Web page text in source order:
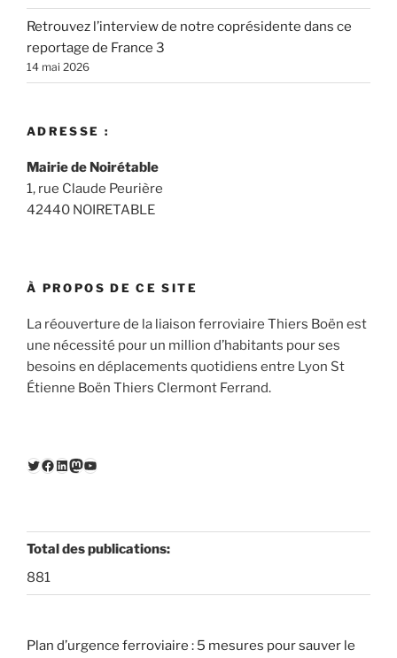
Retrouvez l’interview de notre coprésidente dans ce
reportage de France 3
14 mai 2026
ADRESSE :
Mairie de Noirétable
1, rue Claude Peurière
42440 NOIRETABLE
À PROPOS DE CE SITE
La réouverture de la liaison ferroviaire Thiers Boën est
une nécessité pour un million d’habitants pour ses
besoins en déplacements quotidiens entre Lyon St
Étienne Boën Thiers Clermont Ferrand.
Twitter
Facebook
LinkedIn
Mastodon
YouTube
Total des publications:
881
Plan d’urgence ferroviaire : 5 mesures pour sauver le